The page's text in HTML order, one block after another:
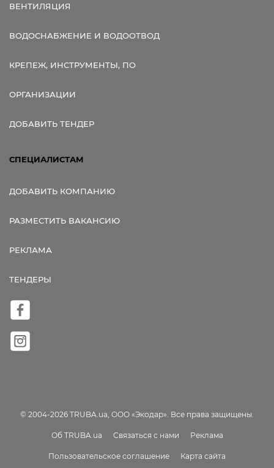
ВЕНТИЛЯЦИЯ
ВОДОСНАБЖЕНИЕ И ВОДООТВОД
КРЕПЕЖ, ИНСТРУМЕНТЫ, ПО
ОРГАНИЗАЦИИ
ДОБАВИТЬ ТЕНДЕР
СПЕЦИАЛИСТАМ
ДОБАВИТЬ КОМПАНИЮ
РАЗМЕСТИТЬ ВАКАНСИЮ
РЕКЛАМА
ТЕНДЕРЫ
© 2004-2026 TRUBA.ua, ООО «Экодар». Все права защищены.
Об TRUBA.ua Связаться с нами Реклама
Пользовательское соглашение Карта сайта